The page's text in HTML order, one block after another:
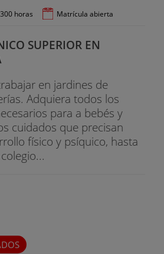
300 horas Matrícula abierta
SUPERIOR EN
en jardines de
Adquiera todos los
para a bebés y
cuidados que precisan
físico y psíquico, hasta